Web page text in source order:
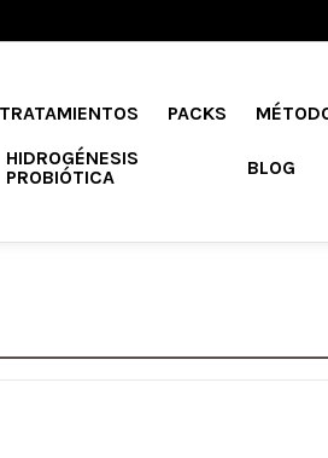
TRATAMIENTOS PACKS
HIDROGÉNESIS
PROBIÓTICA
BLOG